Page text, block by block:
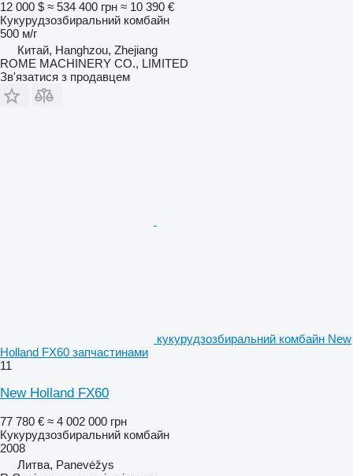
12 000 $ ≈ 534 400 грн ≈ 10 390 €
Кукурудзозбиральний комбайн
500 м/г
Китай, Hanghzou, Zhejiang
ROME MACHINERY CO., LIMITED
Зв'язатися з продавцем
кукурудзозбиральний комбайн New
Holland FX60 запчастинами
11
New Holland FX60
77 780 € ≈ 4 002 000 грн
Кукурудзозбиральний комбайн
2008
Литва, Panevėžys